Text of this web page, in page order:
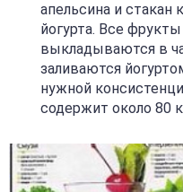
апельсина и стакан
йогурта. Все
выкладываются в
заливаются
нужной
содержит около 80